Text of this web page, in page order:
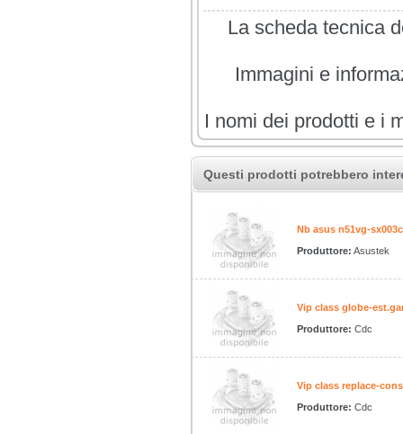
La scheda tecnica
Immagini e
I nomi dei prodotti e i
Questi prodotti potrebbero
Nb asus n51vg-sx003c
Produttore: Asustek
Vip class globe-
Produttore: Cdc
Vip class replace-
Produttore: Cdc